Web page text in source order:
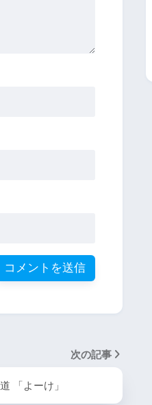
次の記事
「よーけ」